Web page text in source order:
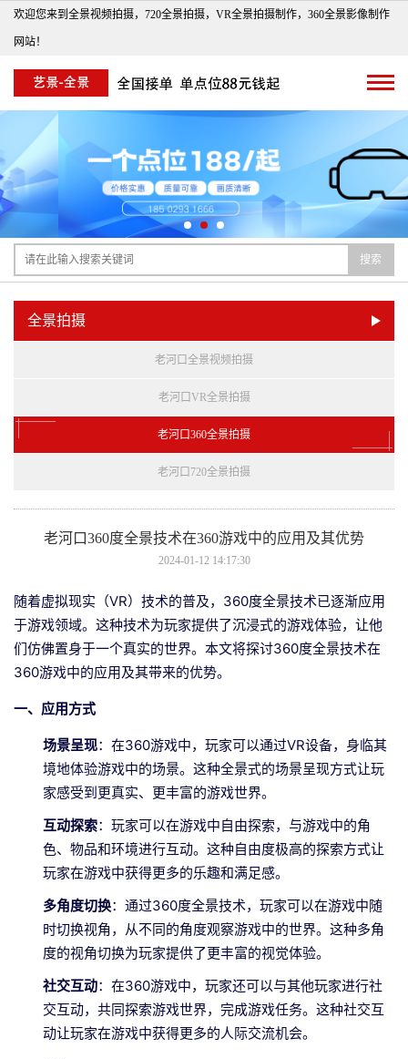
欢迎您来到全景视频拍摄，720全景拍摄，VR全景拍摄制作，360全景影像制作
网站！
搜索
全景拍摄
老河口全景视频拍摄
老河口VR全景拍摄
老河口360全景拍摄
老河口720全景拍摄
老河口360度全景技术在360游戏中的应用及其优势
2024-01-12 14:17:30
随着虚拟现实（VR）技术的普及，360度全景技术已逐渐应用
于游戏领域。这种技术为玩家提供了沉浸式的游戏体验，让他
们仿佛置身于一个真实的世界。本文将探讨360度全景技术在
360游戏中的应用及其带来的优势。
一、应用方式
场景呈现：在360游戏中，玩家可以通过VR设备，身临其
境地体验游戏中的场景。这种全景式的场景呈现方式让玩
家感受到更真实、更丰富的游戏世界。
互动探索：玩家可以在游戏中自由探索，与游戏中的角
色、物品和环境进行互动。这种自由度极高的探索方式让
玩家在游戏中获得更多的乐趣和满足感。
多角度切换：通过360度全景技术，玩家可以在游戏中随
时切换视角，从不同的角度观察游戏中的世界。这种多角
度的视角切换为玩家提供了更丰富的视觉体验。
社交互动：在360游戏中，玩家还可以与其他玩家进行社
交互动，共同探索游戏世界，完成游戏任务。这种社交互
动让玩家在游戏中获得更多的人际交流机会。